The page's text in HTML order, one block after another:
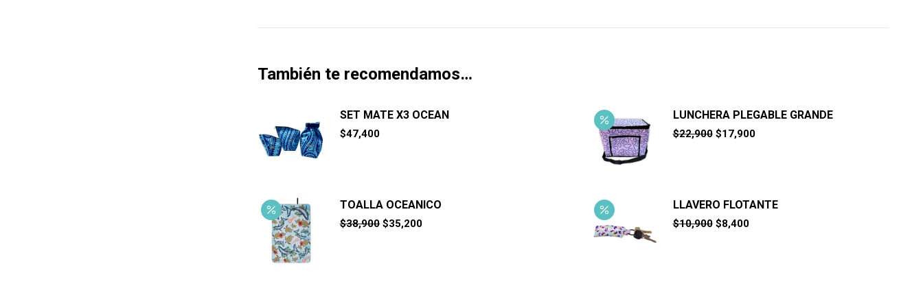
También te recomendamos…
SET MATE X3 OCEAN
$47,400
LUNCHERA PLEGABLE GRANDE
$22,900 El
$17,900El
TOALLA OCEANICO
$38,900 El
$35,200El
LLAVERO FLOTANTE
$10,900 El
$8,400El